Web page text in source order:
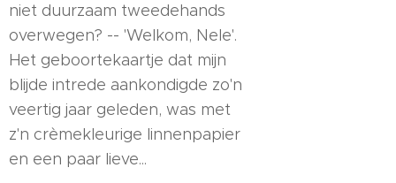
niet duurzaam tweedehands
overwegen? -- 'Welkom, Nele'.
Het geboortekaartje dat mijn
blijde intrede aankondigde zo'n
veertig jaar geleden, was met
z'n crèmekleurige linnenpapier
en een paar lieve...